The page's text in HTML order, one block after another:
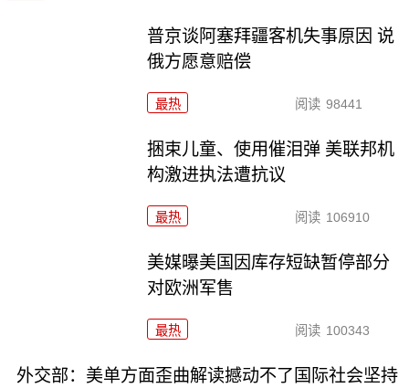
普京谈阿塞拜疆客机失事原因 说
俄方愿意赔偿
最热 阅读 98441
捆束儿童、使用催泪弹 美联邦机
构激进执法遭抗议
最热 阅读 106910
美媒曝美国因库存短缺暂停部分
对欧洲军售
最热 阅读 100343
外交部：美单方面歪曲解读撼动不了国际社会坚持